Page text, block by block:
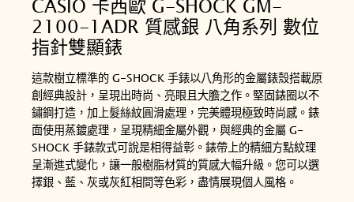
CASIO 卡西歐 G-SHOCK GM-
2100-1ADR 質感銀 八角系列 數位
指針雙顯錶
這款樹立標準的 G-SHOCK 手錶以八角形的金屬錶殼搭載原
創經典設計，呈現出時尚、亮眼且大膽之作。堅固錶圈以不
鏽鋼打造，加上髮絲紋圓滑處理，完美體現極致時尚感。錶
面使用蒸鍍處理，呈現精細金屬外觀，與經典的金屬 G-
SHOCK 手錶款式可說是相得益彰。錶帶上的精細方點紋理
呈漸進式變化，讓一般樹脂材質的質感大幅升級。您可以選
擇銀、藍、灰或灰紅相間等色彩，盡情展現個人風格。